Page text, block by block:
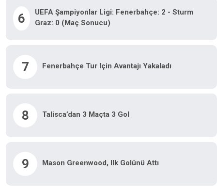
6
UEFA Şampiyonlar Ligi: Fenerbahçe: 2 - Sturm
Graz: 0 (Maç Sonucu)
7 Fenerbahçe Tur Için Avantajı Yakaladı
8 Talisca’dan 3 Maçta 3 Gol
9 Mason Greenwood, Ilk Golünü Attı